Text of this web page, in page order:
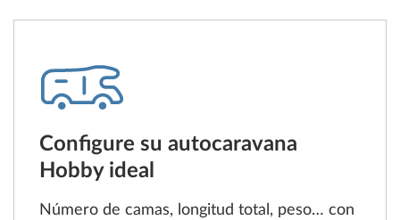
Configure su autocaravana
Hobby ideal
Número de camas, longitud total, peso… con